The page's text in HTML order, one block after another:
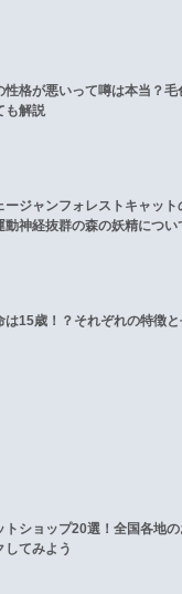
性格が悪いって噂は本当？
も解説
ージャンフォレストキャッ
動神経抜群の森の妖精につい
は15歳！？それぞれの特徴
トショップ20選！全国各地
してみよう